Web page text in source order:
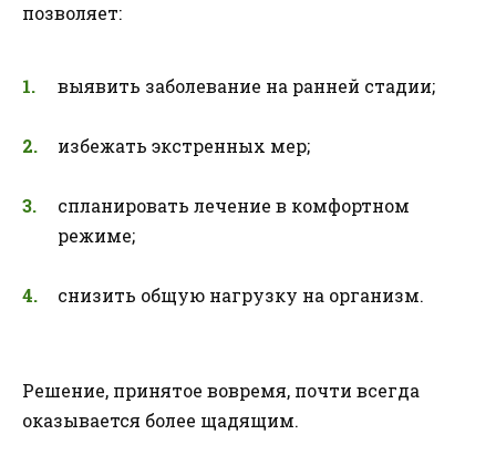
позволяет:
выявить заболевание на ранней стадии;
избежать экстренных мер;
спланировать лечение в комфортном
режиме;
снизить общую нагрузку на организм.
Решение, принятое вовремя, почти всегда
оказывается более щадящим.